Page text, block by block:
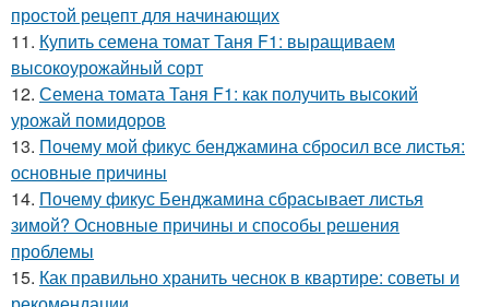
простой рецепт для начинающих
11. Купить семена томат Таня F1: выращиваем
высокоурожайный сорт
12. Семена томата Таня F1: как получить высокий
урожай помидоров
13. Почему мой фикус бенджамина сбросил все листья:
основные причины
14. Почему фикус Бенджамина сбрасывает листья
зимой? Основные причины и способы решения
проблемы
15. Как правильно хранить чеснок в квартире: советы и